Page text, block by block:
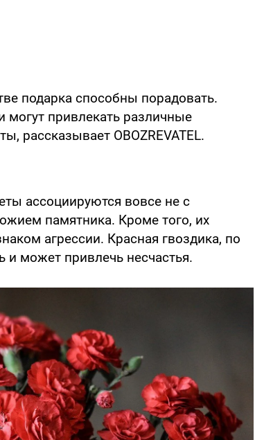
подарка способны порадовать.
могут привлекать различные
рассказывает OBOZREVATEL.
ассоциируются вовсе не с
памятника. Кроме того, их
агрессии. Красная гвоздика, по
и может привлечь несчастья.